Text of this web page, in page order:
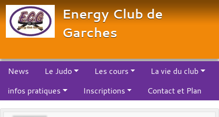
Energy Club de
Garches
News Le Judo Les cours
La vie du club
infos pratiques
Inscriptions Contact et Plan
Panneau de gestion des cookies